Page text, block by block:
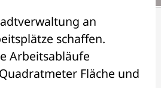
an
schaffen.
Arbeitsabläufe
Fläche und